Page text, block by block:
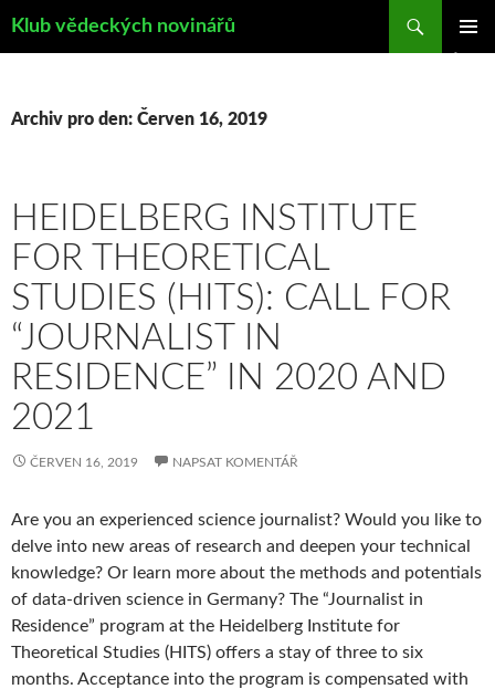
Klub vědeckých novinářů
WEBU
Archiv pro den: Červen 16, 2019
HEIDELBERG INSTITUTE
FOR THEORETICAL
STUDIES (HITS): CALL FOR
“JOURNALIST IN
RESIDENCE” IN 2020 AND
2021
ČERVEN 16, 2019 NAPSAT KOMENTÁŘ
Are you an experienced science journalist? Would you like to
delve into new areas of research and deepen your technical
knowledge? Or learn more about the methods and potentials
of data-driven science in Germany? The “Journalist in
Residence” program at the Heidelberg Institute for
Theoretical Studies (HITS) offers a stay of three to six
months. Acceptance into the program is compensated with